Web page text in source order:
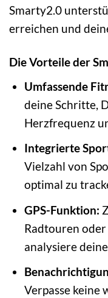
Smarty2.0
erreichen und
Die Vorteile der
Umfassende
deine Schritte,
Herzfrequenz
Integrierte
Vielzahl von
optimal zu
GPS-Funktion:
Radtouren
analysiere
Verpasse keine